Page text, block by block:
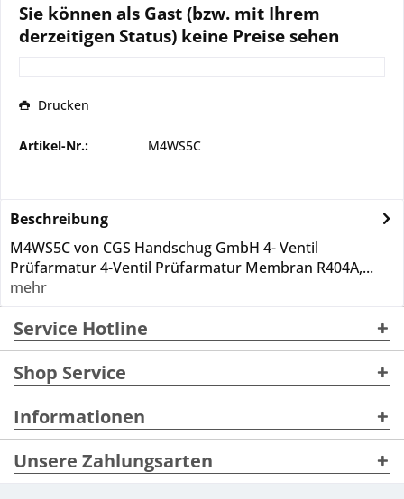
Sie können als Gast (bzw. mit Ihrem
derzeitigen Status) keine Preise sehen
Drucken
Artikel-Nr.: M4WS5C
Beschreibung
M4WS5C von CGS Handschug GmbH 4- Ventil
Prüfarmatur 4-Ventil Prüfarmatur Membran R404A,...
mehr
Service Hotline
Shop Service
Informationen
Unsere Zahlungsarten